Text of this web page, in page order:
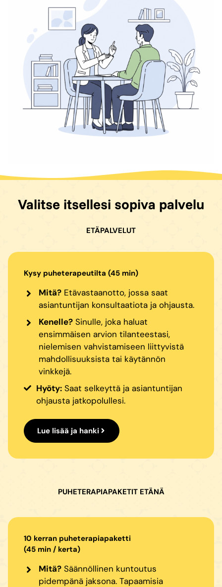
Valitse itsellesi sopiva palvelu
ETÄPALVELUT
Kysy puheterapeutilta (45 min)
Mitä? Etävastaanotto, jossa saat
asiantuntijan konsultaatiota ja ohjausta.
Kenelle? Sinulle, joka haluat
ensimmäisen arvion tilanteestasi,
nielemisen vahvistamiseen liittyvistä
mahdollisuuksista tai käytännön
vinkkejä.
Hyöty: Saat selkeyttä ja asiantuntijan
ohjausta jatkopolullesi.
Lue lisää ja hanki
PUHETERAPIAPAKETIT ETÄNÄ
10 kerran puheterapiapaketti
(45 min / kerta)
Mitä? Säännöllinen kuntoutus
pidempänä jaksona. Tapaamisia